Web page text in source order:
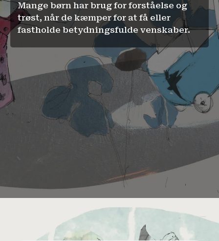
Mange børn har brug for forståelse og
trøst, når de kæmper for at få eller
fastholde betydningsfulde venskaber.